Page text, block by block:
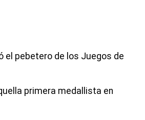
el pebetero de los Juegos de
primera medallista en